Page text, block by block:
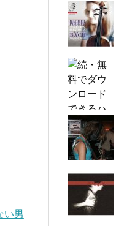
い男